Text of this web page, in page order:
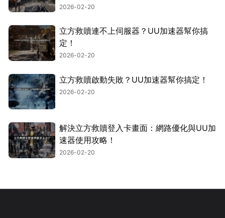
2026-02-20
立方救贖連不上伺服器？UU加速器幫你搞
定！
2026-02-20
立方救贖啟動失敗？UU加速器幫你搞定！
2026-02-20
解決立方救贖登入卡畫面：網路優化與UU加
速器使用攻略！
2026-02-20